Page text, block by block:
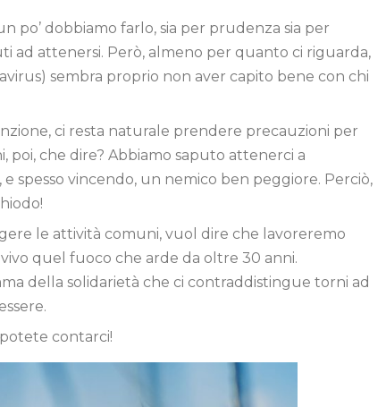
po’ dobbiamo farlo, sia per prudenza sia per
ad attenersi. Però, almeno per quanto ci riguarda,
sembra proprio non aver capito bene con chi
ci resta naturale prendere precauzioni per
poi, che dire? Abbiamo saputo attenerci a
spesso vincendo, un nemico ben peggiore. Perciò,
le attività comuni, vuol dire che lavoreremo
quel fuoco che arde da oltre 30 anni.
della solidarietà che ci contraddistingue torni ad
contarci!